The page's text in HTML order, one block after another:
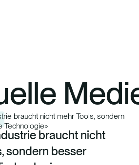
braucht nicht
sondern besser